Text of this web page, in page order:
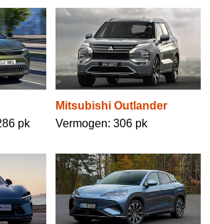
pk
Mitsubishi Outlander
Vermogen: 306 pk